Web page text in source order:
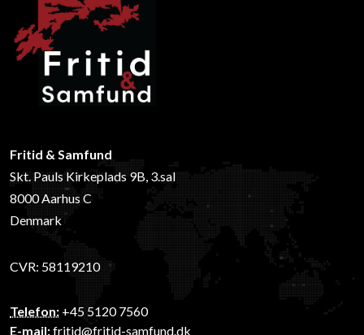
Fritid & Samfund
Skt. Pauls Kirkeplads 9B, 3.sal
8000 Aarhus C
Denmark
CVR: 58119210
Telefon: +45 5120 7560
E-mail:fritid@fritid-samfund.dk